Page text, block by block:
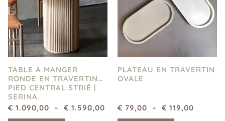
TABLE À MANGER
RONDE EN TRAVERTIN
PIED CENTRAL STRIÉ |
SERINA
€ 1.090,00 – € 1.590,00
PLATEAU EN TRAVERTIN
OVALE
€ 79,00 – € 119,00